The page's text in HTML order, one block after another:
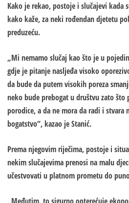
Kako je rekao, postoje i slučajevi kada
kako kaže, za neki rođendan djetetu
preduzeću.
„Mi nemamo slučaj kao što je u
gdje je pitanje nasljeđa visoko
da bude da putem visokih poreza
neko bude prebogat u društvu zato što
porodice, a da ne mora da radi i stvara
bogatstvo“, kazao je Stanić.
Prema njegovim riječima, postoje i
nekim slučajevima prenosi na malu
učestvovati u platnom prometu do